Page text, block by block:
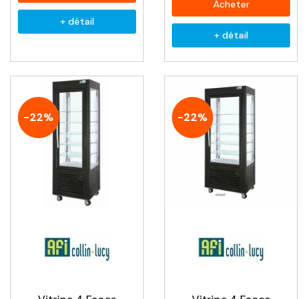
+ détail
Acheter
+ détail
-22% -22%